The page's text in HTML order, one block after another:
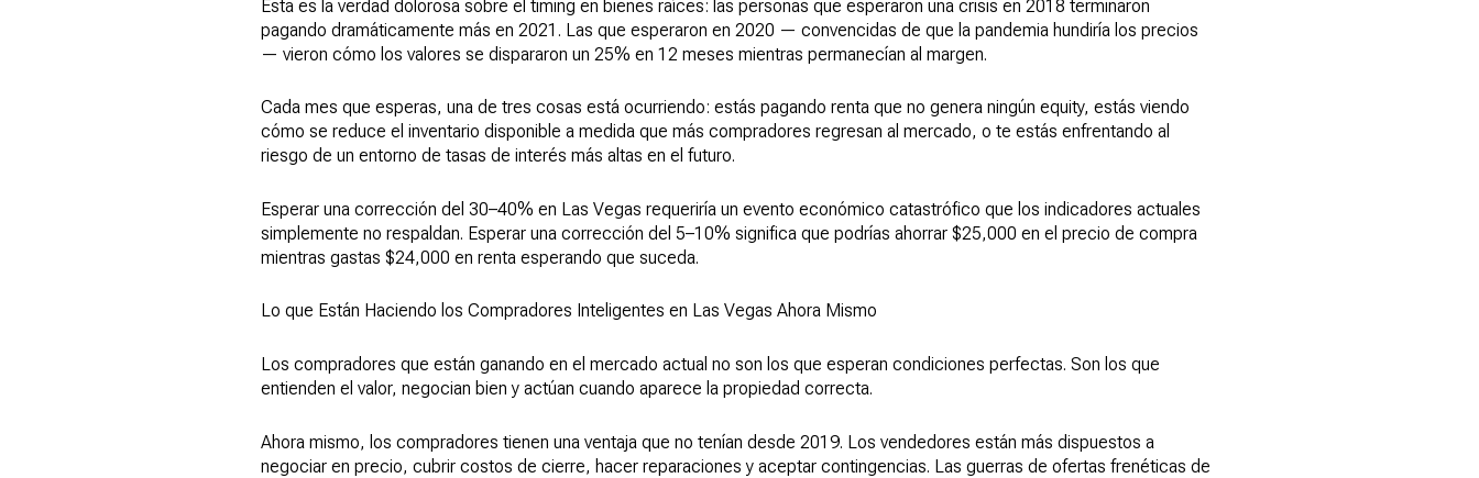
Esta es la verdad dolorosa sobre el timing en bienes raíces: las personas que esperaron una crisis en 2018 terminaron
pagando dramáticamente más en 2021. Las que esperaron en 2020 — convencidas de que la pandemia hundiría los precios
— vieron cómo los valores se dispararon un 25% en 12 meses mientras permanecían al margen.
Cada mes que esperas, una de tres cosas está ocurriendo: estás pagando renta que no genera ningún equity, estás viendo
cómo se reduce el inventario disponible a medida que más compradores regresan al mercado, o te estás enfrentando al
riesgo de un entorno de tasas de interés más altas en el futuro.
Esperar una corrección del 30–40% en Las Vegas requeriría un evento económico catastrófico que los indicadores actuales
simplemente no respaldan. Esperar una corrección del 5–10% significa que podrías ahorrar $25,000 en el precio de compra
mientras gastas $24,000 en renta esperando que suceda.
Lo que Están Haciendo los Compradores Inteligentes en Las Vegas Ahora Mismo
Los compradores que están ganando en el mercado actual no son los que esperan condiciones perfectas. Son los que
entienden el valor, negocian bien y actúan cuando aparece la propiedad correcta.
Ahora mismo, los compradores tienen una ventaja que no tenían desde 2019. Los vendedores están más dispuestos a
negociar en precio, cubrir costos de cierre, hacer reparaciones y aceptar contingencias. Las guerras de ofertas frenéticas de